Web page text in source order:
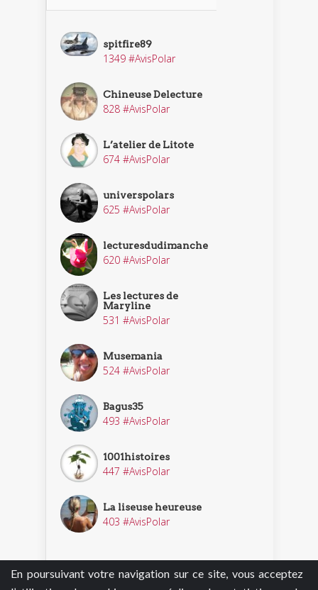
En poursuivant votre navigation sur ce site, vous acceptez
spitfire89
1349 #AvisPolar
Chineuse Delecture
828 #AvisPolar
L’atelier de Litote
674 #AvisPolar
universpolars
625 #AvisPolar
lecturesdudimanche
620 #AvisPolar
Les lectures de
Maryline
531 #AvisPolar
Musemania
524 #AvisPolar
Bagus35
493 #AvisPolar
1001histoires
447 #AvisPolar
La liseuse heureuse
403 #AvisPolar
Découvrir nos enquêteurs